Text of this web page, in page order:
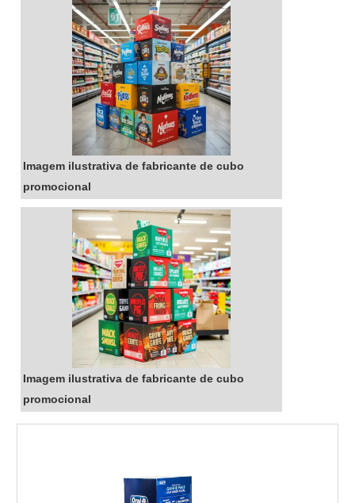
pois pode ser montada de acordo com o tema
da festa ou evento. Seja para um jantar íntimo
ou para um grande evento, a bandeja de
degustação personalizada é a escolha certa
para surpreender os seus convidados.
Imagem ilustrativa de fabricante de cubo
promocional
Imagem ilustrativa de fabricante de cubo
promocional